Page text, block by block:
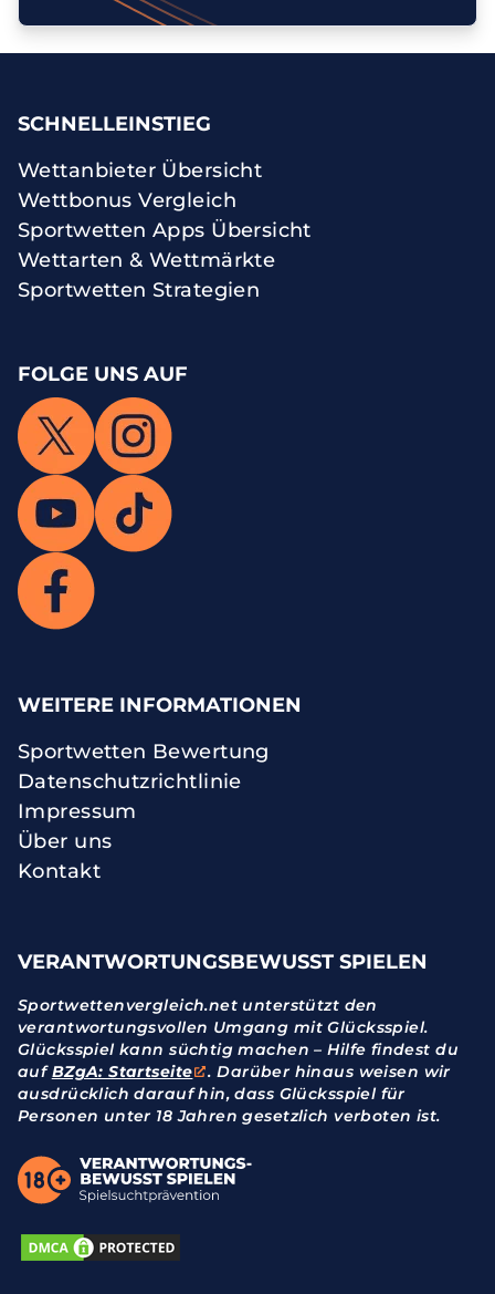
Ich stimme dem Erhalt des Newsletters zu und erkenne an, dass
meine personenbezogenen Daten gemäß derDatenschutzrichtlinie
SCHNELLEINSTIEG
Wettanbieter Übersicht
Wettbonus Vergleich
Sportwetten Apps Übersicht
Wettarten & Wettmärkte
Sportwetten Strategien
FOLGE UNS AUF
WEITERE INFORMATIONEN
Sportwetten Bewertung
Datenschutzrichtlinie
Impressum
Über uns
Kontakt
VERANTWORTUNGSBEWUSST SPIELEN
Sportwettenvergleich.net unterstützt den
verantwortungsvollen Umgang mit Glücksspiel.
Glücksspiel kann süchtig machen – Hilfe findest du
aufBZgA: Startseite
. Darüber hinaus weisen wir
ausdrücklich darauf hin, dass Glücksspiel für
Personen unter 18 Jahren gesetzlich verboten ist.